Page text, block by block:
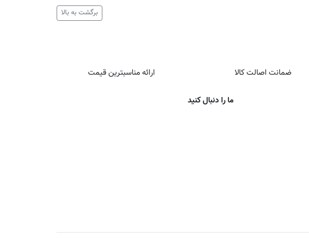
برگشت به بالا
ضمانت اصالت کالا ارائه مناسبترین قیمت
ما را دنبال کنید